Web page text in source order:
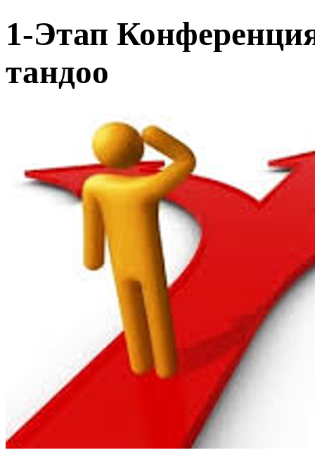
1-Этап
тандоо